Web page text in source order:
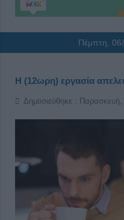
Πέμπτη,
Η (12ωρη) εργασία
Δημοσιεύθηκε : Παρασκευή,